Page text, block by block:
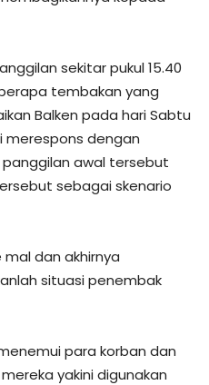
sekitar pukul 15.40
tembakan yang
Balken pada hari Sabtu
merespons dengan
awal tersebut
sebagai skenario
dan akhirnya
situasi penembak
para korban dan
yakini digunakan